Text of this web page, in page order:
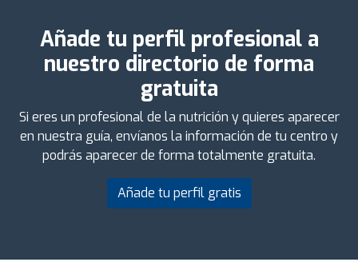
Añade tu perfil profesional a
nuestro directorio de forma
gratuita
Si eres un profesional de la nutrición y quieres aparecer
en nuestra guía, envíanos la información de tu centro y
podrás aparecer de forma totalmente gratuita.
Añade tu perfil gratis